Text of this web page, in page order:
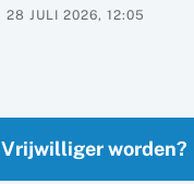
28 JULI 2026, 12:05
Vrijwilliger worden?